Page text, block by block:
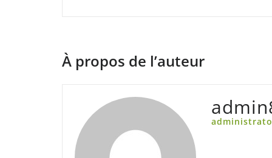
l’article
À propos de l’auteur